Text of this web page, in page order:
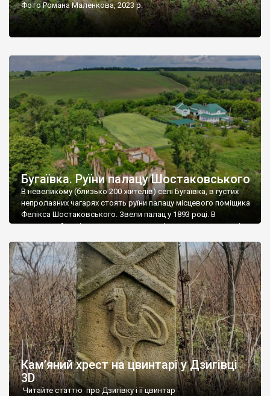
Фото Романа Маленкова, 2023 р.
Бугаївка. Руїни палацу Шостаковського
В невеликому (близько 200 жителів) селі Бугаївка, в густих
непролазних чагарях стоять руїни палацу місцевого поміщика
Фелікса Шостаковського. Звели палац у 1893 році. В
радянський період у ньому спочатку містилася школа, потім
століття тут розмістили туберкульозну лікарню. Коли із
палацу виїхала лікарня – ми точно не […]
Кам’яний хрест на цвинтарі у Дзигівці
3D
Читайте статтю про Дзигівку і її цвинтар